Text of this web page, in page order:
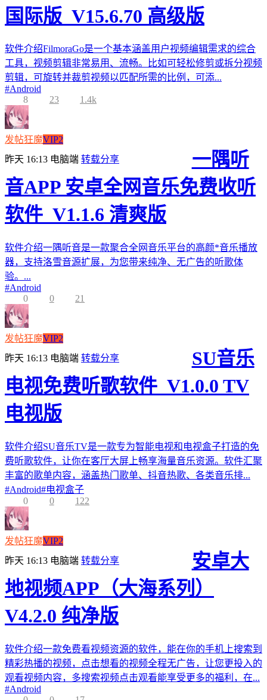
国际版_V15.6.70 高级版
软件介绍FilmoraGo是一个基本涵盖用户视频编辑需求的综合
工具，视频剪辑非常易用、流畅。比如可轻松修剪或拆分视频
剪辑，可旋转并裁剪视频以匹配所需的比例，可添...
#Android
8
23 1.4k
发帖狂魔VIP2
昨天 16:13 电脑端 转载分享
一隅听
音APP 安卓全网音乐免费收听
软件_V1.1.6 清爽版
软件介绍一隅听音是一款聚合全网音乐平台的高颜*音乐播放
器，支持洛雪音源扩展，为您带来纯净、无广告的听歌体
验。...
#Android
0
0 21
发帖狂魔VIP2
昨天 16:13 电脑端 转载分享
SU音乐
电视免费听歌软件_V1.0.0 TV
电视版
软件介绍SU音乐TV是一款专为智能电视和电视盒子打造的免
费听歌软件，让你在客厅大屏上畅享海量音乐资源。软件汇聚
丰富的歌单内容，涵盖热门歌单、抖音热歌、各类音乐排...
#Android#电视盒子
0
0 122
发帖狂魔VIP2
昨天 16:13 电脑端 转载分享
安卓大
地视频APP（大海系列）
V4.2.0 纯净版
软件介绍一款免费看视频资源的软件，能在你的手机上搜索到
精彩热播的视频，点击想看的视频全程无广告，让您更投入的
观看视频内容，多搜索视频点击观看能享受更多的福利，在...
#Android